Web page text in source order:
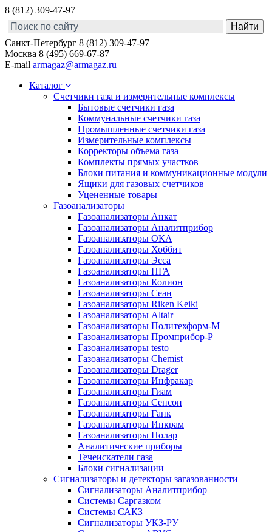
8 (812) 309-47-97
Санкт-Петербург 8 (812) 309-47-97
Москва 8 (495) 669-67-87
E-mail armagaz@armagaz.ru
Каталог
Счетчики газа и измерительные комплексы
Бытовые счетчики газа
Коммунальные счетчики газа
Промышленные счетчики газа
Измерительные комплексы
Корректоры объема газа
Комплекты прямых участков
Блоки питания и коммуникационные модули
Ящики для газовых счетчиков
Уцененные товары
Газоанализаторы
Газоанализаторы Анкат
Газоанализаторы Аналитприбор
Газоанализаторы ОКА
Газоанализаторы Хоббит
Газоанализаторы Эсса
Газоанализаторы ПГА
Газоанализаторы Колион
Газоанализаторы Сеан
Газоанализаторы Riken Keiki
Газоанализаторы Altair
Газоанализаторы Политехформ-М
Газоанализаторы Промприбор-Р
Газоанализаторы testo
Газоанализаторы Chemist
Газоанализаторы Drager
Газоанализаторы Инфракар
Газоанализаторы Гиам
Газоанализаторы Сенсон
Газоанализаторы Ганк
Газоанализаторы Инкрам
Газоанализаторы Полар
Аналитические приборы
Течеискатели газа
Блоки сигнализации
Сигнализаторы и детекторы загазованности
Сигнализаторы Аналитприбор
Системы Саргазком
Системы САКЗ
Сигнализаторы УКЗ-РУ